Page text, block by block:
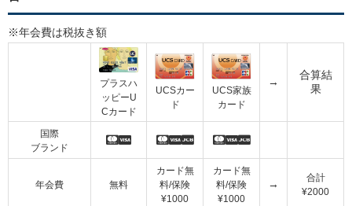
※年会費は税抜き額
プラスハ
ッピーU
Cカード
UCSカー
ド
UCS家族
カード
→
合算結
果
国際
ブランド
年会費 無料
カード無
料/保険
¥1000
カード無
料/保険
¥1000
→
合計
¥2000